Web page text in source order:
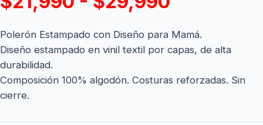
Polerón Estampado con Diseño para Mamá.
Diseño estampado en vinil textil por capas, de alta
durabilidad.
Composición 100% algodón. Costuras reforzadas. Sin
cierre.